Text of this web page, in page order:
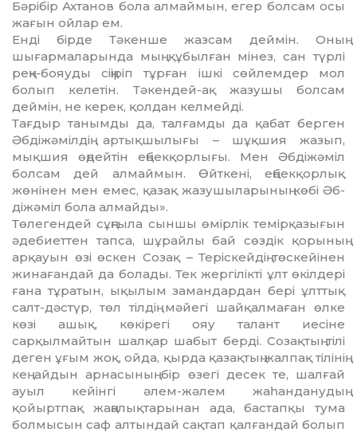
Бәрiбiр Ахтанов бола алмаймын, егер бол­сам осы
жағын ойлар ем.
Ендi бiрде Тәкенше жазсам деймiн. Оның
шығармаларында мың құбылған мiнез, сан түрлi
реңк-бояуды сiңiрiп тұр­ған iшкi сөйлемдер мол
болып келетiн. Тә­кендей-ақ жазушы болсам
деймiн, не ке­рек, қолдан келмейдi.
Тағдыр танымды да, талғамды да қа­бат берген
Әбдiжәмiлдiң артықшылығы – шұқшия жазып,
мықшия өңдейтiн ең­бек­қорлығы. Мен Әбдiжәмiл
болсам дей алмаймын. Өйткенi, еңбекқорлық
жөнiнен мен емес, қазақ жазушыларының көбi Әб­
дiжәмiл бола алмайды».
Төлегендей сұңғыла сыншы өмiрлiк те­мiрқазығын
әдебиеттен тапса, шұрайлы бай сөздiк қорының
арқауын өзi өскен Созақ – Терiскейдiң төскейiнен
жинаған­дай да болады. Тек жергiлiктi ұлт өкiлдерi
ғана тұратын, ықылым замандардан берi ұлттық
салт-дәстүр, төл тiлдiң мәйегi шай­қалмаған өлке
көзi ашық, көкiрегi ояу та­лант иесiне
сарқылмайтын шалқар ша­быт бердi. Созақтың тiлi
деген ұғым жоқ, ойда, қырда қазақтың жалпақ тiлiнiң
кең айдын арнасының бiр өзегi десек те, шал­ғай
ауыл кейiнгi әлем-жәлем жаһан­дану­дың
қойыртпақ жаңалықтарынан ада, бастапқы тума
болмысын саф алтындай сақтап қалғандай болып